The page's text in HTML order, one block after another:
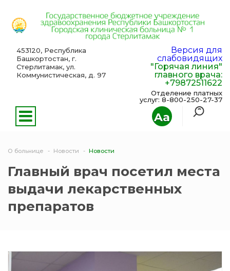
Aa
453120, Республика
Башкортостан, г.
Стерлитамак, ул.
Коммунистическая, д. 97
Версия для
слабовидящих
"Горячая линия"
главного врача:
+79872511622
Отделение платных
услуг: 8-800-250-27-37
О больнице Новости Новости
Главный врач посетил места
выдачи лекарственных
препаратов